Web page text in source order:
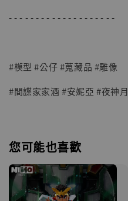
- - - - - - - - - - - - - - - - - - - -
#模型 #公仔 #蒐藏品 #雕像
#間諜家家酒 #安妮亞 #夜神月
您可能也喜歡